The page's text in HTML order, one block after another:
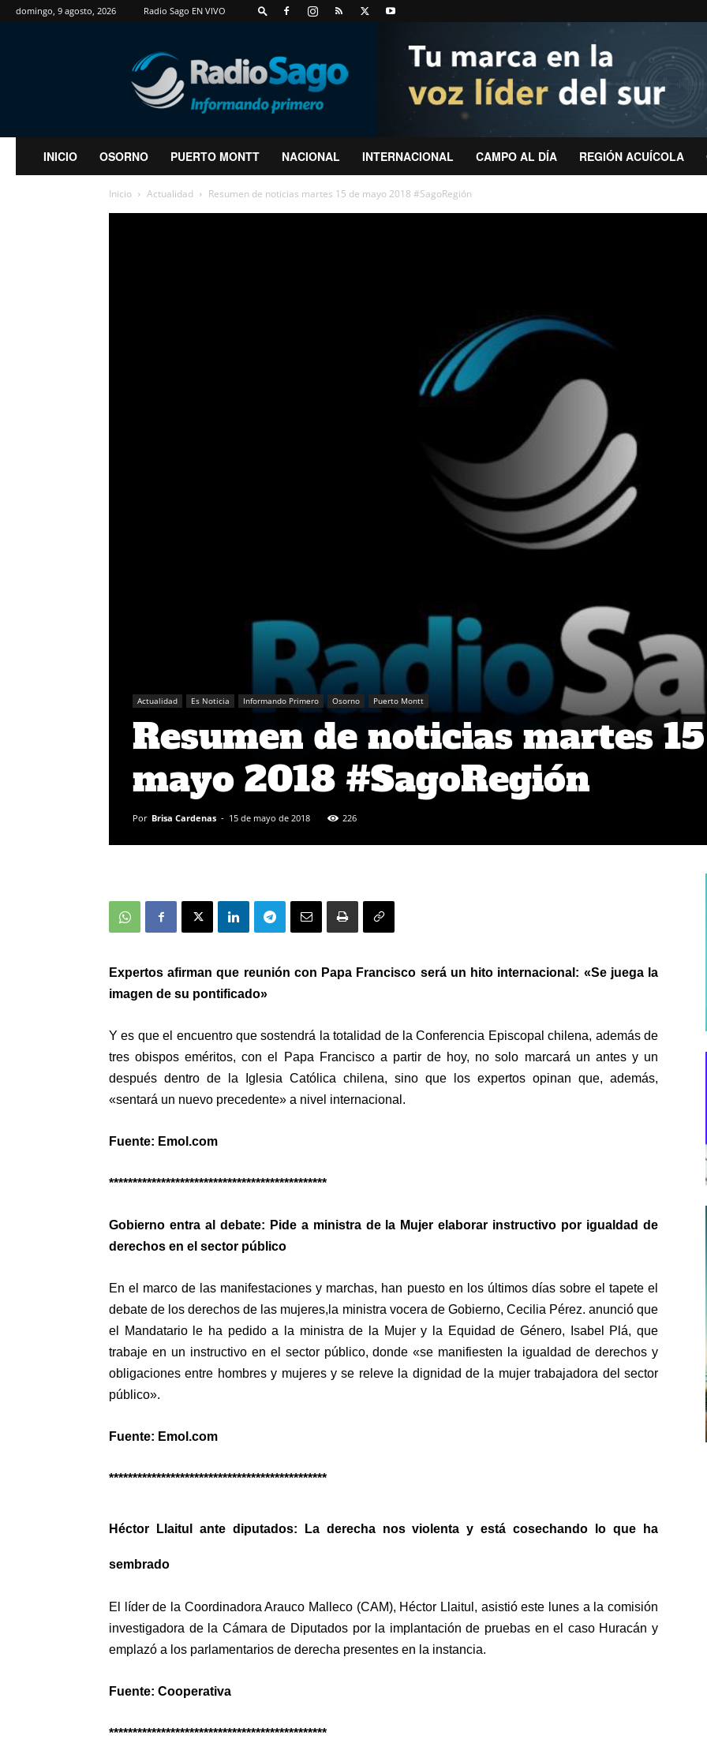
domingo, 9 agosto, 2026 Radio Sago EN VIVO
RadioSago
INICIO OSORNO PUERTO MONTT NACIONAL INTERNACIONAL CAMPO AL DÍA REGIÓN ACUÍCOLA
Inicio Actualidad Resumen de noticias martes 15 de mayo 2018 #SagoRegión
Actualidad Es Noticia Informando Primero Osorno Puerto Montt
Resumen de noticias martes
mayo 2018 #SagoRegión
Por Brisa Cardenas - 15 de mayo de 2018 226
Expertos afirman que reunión con Papa Francisco será un hito internacional: «Se juega la
imagen de su pontificado»
Y es que el encuentro que sostendrá la totalidad de la Conferencia Episcopal chilena, además de
tres obispos eméritos, con el Papa Francisco a partir de hoy, no solo marcará un antes y un
después dentro de la Iglesia Católica chilena, sino que los expertos opinan que, además,
«sentará un nuevo precedente» a nivel internacional.
Fuente: Emol.com
**********************************************
Gobierno entra al debate: Pide a ministra de la Mujer elaborar instructivo por igualdad de
derechos en el sector público
En el marco de las manifestaciones y marchas, han puesto en los últimos días sobre el tapete el
debate de los derechos de las mujeres,la ministra vocera de Gobierno, Cecilia Pérez. anunció que
el Mandatario le ha pedido a la ministra de la Mujer y la Equidad de Género, Isabel Plá, que
trabaje en un instructivo en el sector público, donde «se manifiesten la igualdad de derechos y
obligaciones entre hombres y mujeres y se releve la dignidad de la mujer trabajadora del sector
público».
Fuente: Emol.com
**********************************************
Héctor Llaitul ante diputados: La derecha nos violenta y está cosechando lo que ha
sembrado
El líder de la Coordinadora Arauco Malleco (CAM), Héctor Llaitul , asistió este lunes a la comisión
investigadora de la Cámara de Diputados por la implantación de pruebas en el caso Huracán y
emplazó a los parlamentarios de derecha presentes en la instancia.
Fuente: Cooperativa
**********************************************